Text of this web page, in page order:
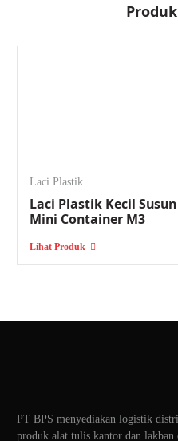
Laci Plastik
Laci Plastik Kecil
Mini Container M3
Lihat Produk
PT BPS menyediakan logistik
produk alat tulis kantor dan lakban